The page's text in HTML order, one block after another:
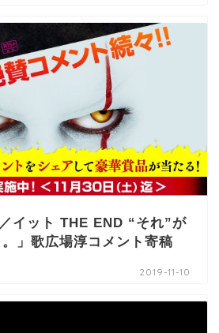
イット THE END “それ”が
」歌広場淳コメント寄稿
2019-11-10